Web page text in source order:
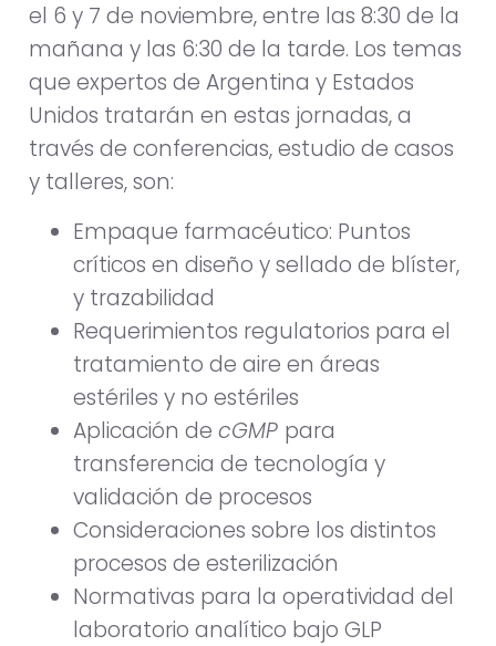
el 6 y 7 de noviembre, entre las 8:30 de la
mañana y las 6:30 de la tarde. Los temas
que expertos de Argentina y Estados
Unidos tratarán en estas jornadas, a
través de conferencias, estudio de casos
y talleres, son:
Empaque farmacéutico: Puntos
críticos en diseño y sellado de blíster,
y trazabilidad
Requerimientos regulatorios para el
tratamiento de aire en áreas
estériles y no estériles
Aplicación de cGMP para
transferencia de tecnología y
validación de procesos
Consideraciones sobre los distintos
procesos de esterilización
Normativas para la operatividad del
laboratorio analítico bajo GLP